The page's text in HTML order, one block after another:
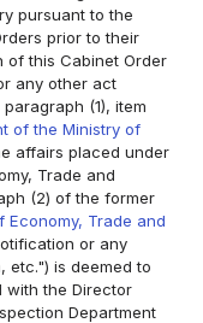
pursuant to the
prior to their
of this Cabinet Order
any other act
(1), item
of the Ministry of
affairs placed under
Trade and
(2) of the former
Economy, Trade and
or any
etc.") is deemed to
with the Director
Department